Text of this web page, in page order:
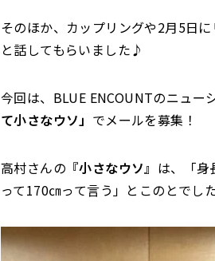
そのほか、カップリングや2月5日
と話してもらいました♪
今回は、BLUE ENCOUNTのニュー
て小さなウソ」 でメールを募集！
高村さんの 『小さなウソ』 は、「
って170㎝って言う」とこのとでし